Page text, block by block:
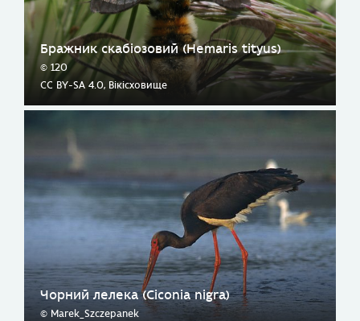
Бражник скабіозовий (Hemaris tityus)
© 120
CC BY-SA 4.0, Вікісховище
Чорний лелека (Ciconia nigra)
© Marek_Szczepanek